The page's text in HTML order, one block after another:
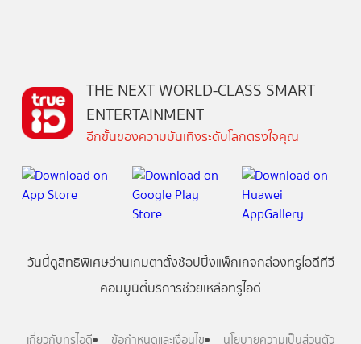
THE NEXT WORLD-CLASS SMART
ENTERTAINMENT
อีกขั้นของความบันเทิงระดับโลกตรงใจคุณ
วันนี้ดูสิทธิพิเศษอ่านเกมตาตั้งช้อปปิ้งแพ็กเกจกล่องทรูไอดีทีวี
คอมมูนิตี้บริการช่วยเหลือทรูไอดี
เกี่ยวกับทรูไอดี ข้อกำหนดและเงื่อนไข นโยบายความเป็นส่วนตัว